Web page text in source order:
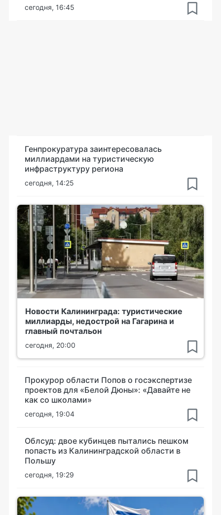
сегодня, 16:45
Генпрокуратура заинтересовалась
миллиардами на туристическую
инфраструктуру региона
сегодня, 14:25
Новости Калининграда: туристические
миллиарды, недострой на Гагарина и
главный почтальон
сегодня, 20:00
Прокурор области Попов о госэкспертизе
проектов для «Белой Дюны»: «Давайте не
как со школами»
сегодня, 19:04
Облсуд: двое кубинцев пытались пешком
попасть из Калининградской области в
Польшу
сегодня, 19:29